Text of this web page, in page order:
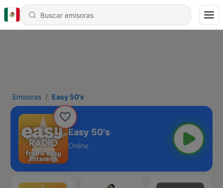
Emisoras Easy 50's
Easy 50's
Online